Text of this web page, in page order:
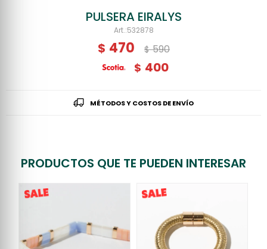
PULSERA EIRALYS
532878
$ 470 $ 590
$ 400
MÉTODOS Y COSTOS DE ENVÍO
PRODUCTOS QUE TE PUEDEN INTERESAR